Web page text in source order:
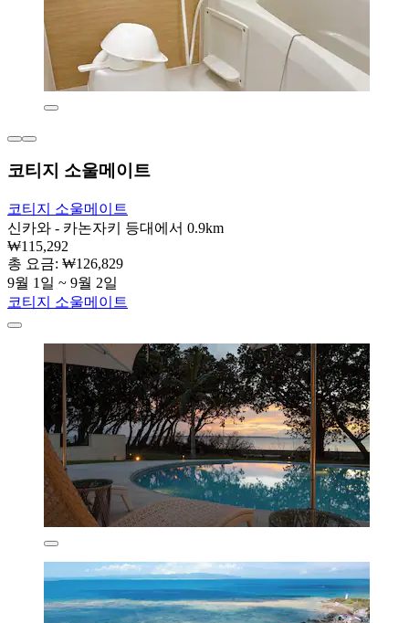
코티지 소울메이트
코티지 소울메이트
신카와 - 카논자키 등대에서 0.9km
₩115,292
총 요금: ₩126,829
9월 1일 ~ 9월 2일
코티지 소울메이트